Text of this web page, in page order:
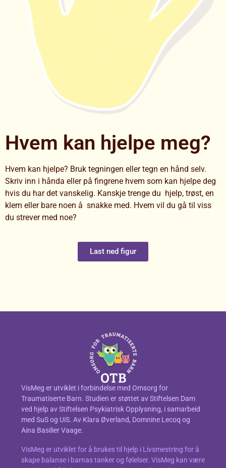
Hvem kan hjelpe meg?
Hvem kan hjelpe? Bruk tegningen eller tegn en hånd selv.
Skriv inn i hånda eller på fingrene hvem som kan hjelpe deg
hvis du har det vanskelig. Kanskje trenge du hjelp, trøst, en
klem eller bare noen å snakke med. Hvem vil du gå til viss
du strever med noe?
Last ned figur
VisMeg er utviklet i forbindelse med Omsorg for
Traumatiserte Barn. Studien er støttet av Stiftelsen Dam
ved hjelp av Stiftelsen Psykiatrisk Opplysning, i samarbeid
med SuS og UiS. Av Klara Øverland, Domnine Lecoq og
Aina Basilier Vaage.
VisMeg er utviklet for å brukes til hjelp i Livsmestring for å
skape balanse i barnas tanker og følelser. VisMeg kan være